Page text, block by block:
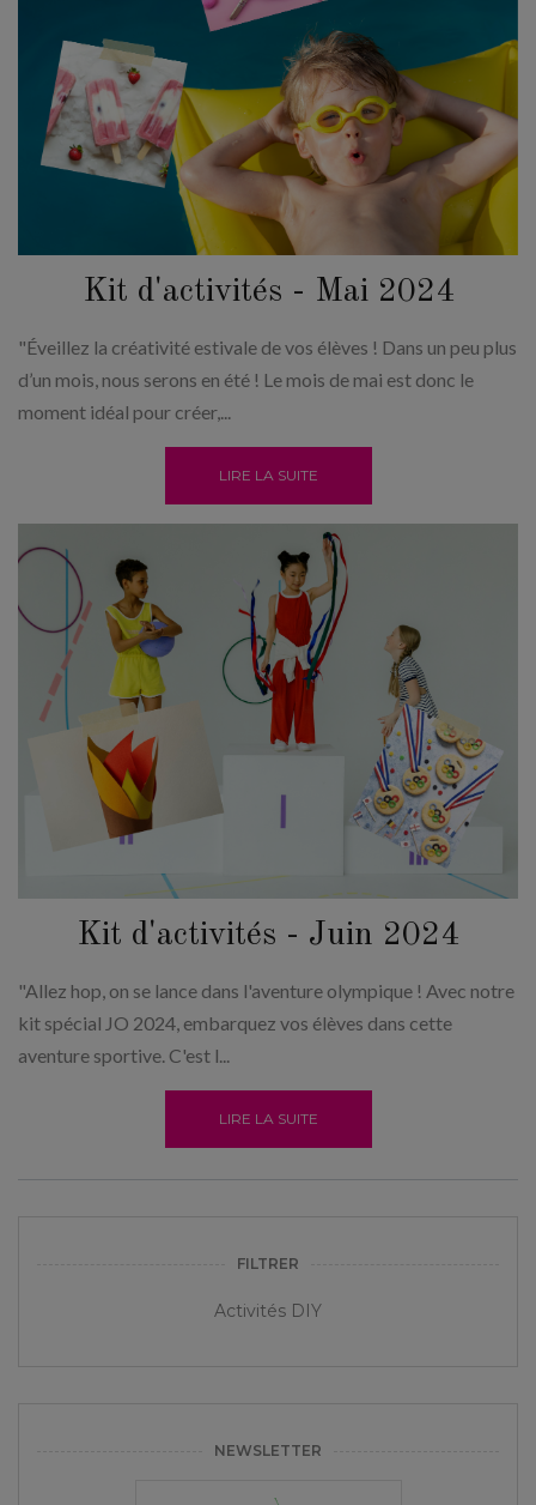
Kit d'activités - Mai 2024
"Éveillez la créativité estivale de vos élèves ! Dans un peu plus
d’un mois, nous serons en été ! Le mois de mai est donc le
moment idéal pour créer,...
LIRE LA SUITE
Kit d'activités - Juin 2024
"Allez hop, on se lance dans l'aventure olympique ! Avec notre
kit spécial JO 2024, embarquez vos élèves dans cette
aventure sportive. C'est l...
LIRE LA SUITE
FILTRER
Activités DIY
NEWSLETTER